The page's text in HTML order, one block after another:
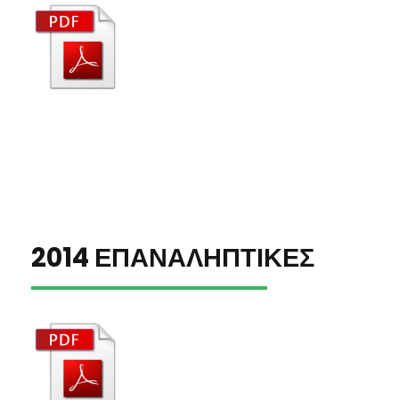
2014 ΕΠΑΝΑΛΗΠΤΙΚΕΣ